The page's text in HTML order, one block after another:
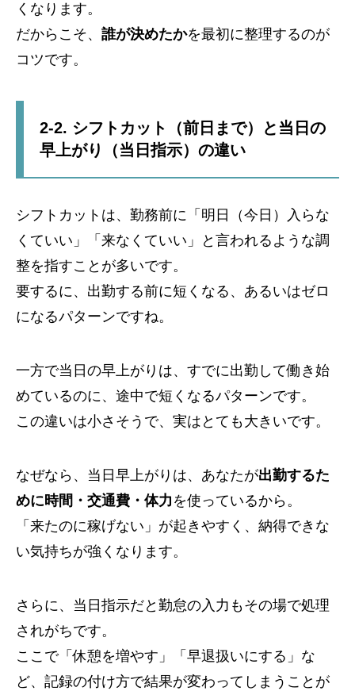
くなります。
だからこそ、 誰が決めたかを最初に整理するのが
コツです。
2-2. シフトカット（前日まで）と当日の
早上がり（当日指示）の違い
シフトカットは、勤務前に「明日（今日）入らな
くていい」「来なくていい」と言われるような調
整を指すことが多いです。
要するに、出勤する前に短くなる、あるいはゼロ
になるパターンですね。
一方で当日の早上がりは、すでに出勤して働き始
めているのに、途中で短くなるパターンです。
この違いは小さそうで、実はとても大きいです。
なぜなら、当日早上がりは、あなたが出勤するた
めに時間・交通費・体力 を使っているから。
「来たのに稼げない」が起きやすく、納得できな
い気持ちが強くなります。
さらに、当日指示だと勤怠の入力もその場で処理
されがちです。
ここで「休憩を増やす」「早退扱いにする」な
ど、記録の付け方で結果が変わってしまうことが